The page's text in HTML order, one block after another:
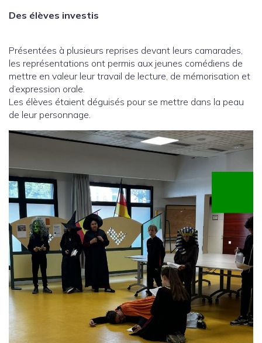
Des élèves investis
Présentées à plusieurs reprises devant leurs camarades,
les représentations ont permis aux jeunes comédiens de
mettre en valeur leur travail de lecture, de mémorisation et
d’expression orale.
Les élèves étaient déguisés pour se mettre dans la peau
de leur personnage.